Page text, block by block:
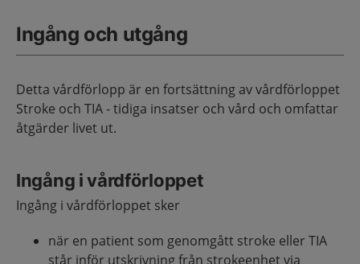
Ingång och utgång
Detta vårdförlopp är en fortsättning av vårdförloppet
Stroke och TIA - tidiga insatser och vård och omfattar
åtgärder livet ut.
Ingång i vårdförloppet
Ingång i vårdförloppet sker
när en patient som genomgått stroke eller TIA
står inför utskrivning från strokeenhet via